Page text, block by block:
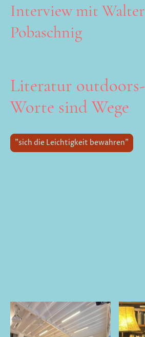
Interview mit Walter
Pobaschnig
Literatur outdoors-
Worte sind Wege
"sich die Leichtigkeit bewahren"